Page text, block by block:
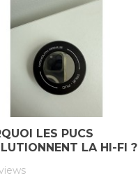
LES PUCS
LA HI-FI ?